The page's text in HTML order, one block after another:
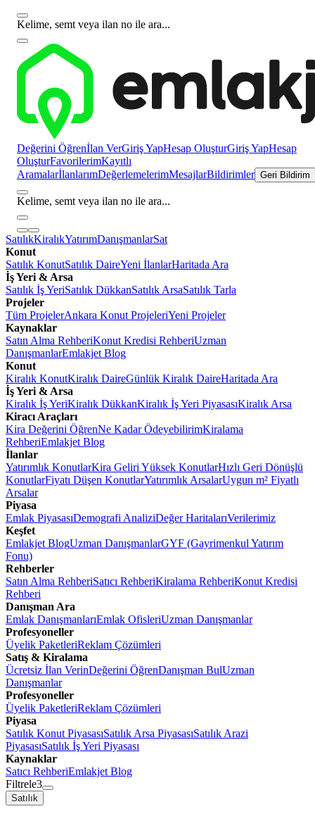
Kelime, semt veya ilan no ile ara...
Değerini Öğrenİlan VerGiriş YapHesap OluşturGiriş YapHesap
OluşturFavorilerimKayıtlı
AramalarİlanlarımDeğerlemelerimMesajlarBildirimler Geri Bildirim
Kelime, semt veya ilan no ile ara...
SatılıkKiralıkYatırımDanışmanlarSat
Konut
Satılık KonutSatılık DaireYeni İlanlarHaritada Ara
İş Yeri & Arsa
Satılık İş YeriSatılık DükkanSatılık ArsaSatılık Tarla
Projeler
Tüm ProjelerAnkara Konut ProjeleriYeni Projeler
Kaynaklar
Satın Alma RehberiKonut Kredisi RehberiUzman
DanışmanlarEmlakjet Blog
Konut
Kiralık KonutKiralık DaireGünlük Kiralık DaireHaritada Ara
İş Yeri & Arsa
Kiralık İş YeriKiralık DükkanKiralık İş Yeri PiyasasıKiralık Arsa
Kiracı Araçları
Kira Değerini ÖğrenNe Kadar ÖdeyebilirimKiralama
RehberiEmlakjet Blog
İlanlar
Yatırımlık KonutlarKira Geliri Yüksek KonutlarHızlı Geri Dönüşlü
KonutlarFiyatı Düşen KonutlarYatırımlık ArsalarUygun m² Fiyatlı
Arsalar
Piyasa
Emlak PiyasasıDemografi AnaliziDeğer HaritalarıVerilerimiz
Keşfet
Emlakjet BlogUzman DanışmanlarGYF (Gayrimenkul Yatırım
Fonu)
Rehberler
Satın Alma RehberiSatıcı RehberiKiralama RehberiKonut Kredisi
Rehberi
Danışman Ara
Emlak DanışmanlarıEmlak OfisleriUzman Danışmanlar
Profesyoneller
Üyelik PaketleriReklam Çözümleri
Satış & Kiralama
Ücretsiz İlan VerinDeğerini ÖğrenDanışman BulUzman
Danışmanlar
Profesyoneller
Üyelik PaketleriReklam Çözümleri
Piyasa
Satılık Konut PiyasasıSatılık Arsa PiyasasıSatılık Arazi
PiyasasıSatılık İş Yeri Piyasası
Kaynaklar
Satıcı RehberiEmlakjet Blog
Filtrele3
Satılık